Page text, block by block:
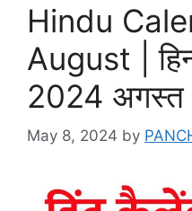
Hindu
August |
2024 अगस्त
May 8, 2024 by